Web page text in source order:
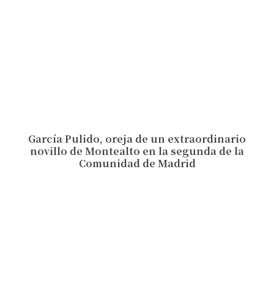
García Pulido, oreja de un extraordinario
novillo de Montealto en la segunda de la
Comunidad de Madrid